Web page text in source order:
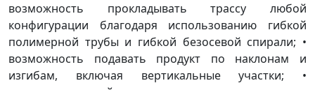
возможность прокладывать трассу любой
конфигурации благодаря использованию гибкой
полимерной трубы и гибкой безосевой спирали; •
возможность подавать продукт по наклонам и
изгибам, включая вертикальные участки; •